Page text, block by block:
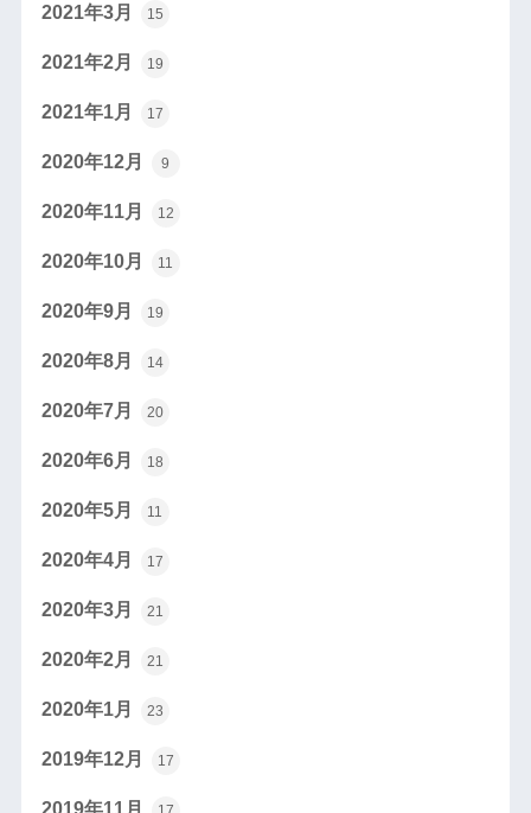
2021年3月 15
2021年2月 19
2021年1月 17
2020年12月 9
2020年11月 12
2020年10月 11
2020年9月 19
2020年8月 14
2020年7月 20
2020年6月 18
2020年5月 11
2020年4月 17
2020年3月 21
2020年2月 21
2020年1月 23
2019年12月 17
2019年11月